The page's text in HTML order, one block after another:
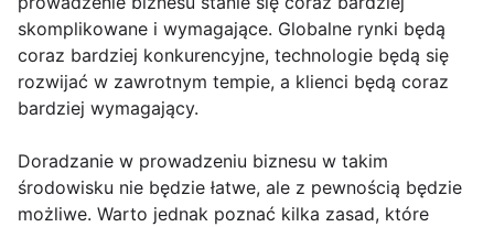
skomplikowane i wymagające. Globalne rynki będą
coraz bardziej konkurencyjne, technologie będą się
rozwijać w zawrotnym tempie, a klienci będą coraz
bardziej wymagający.
Doradzanie w prowadzeniu biznesu w takim
środowisku nie będzie łatwe, ale z pewnością będzie
możliwe. Warto jednak poznać kilka zasad, które